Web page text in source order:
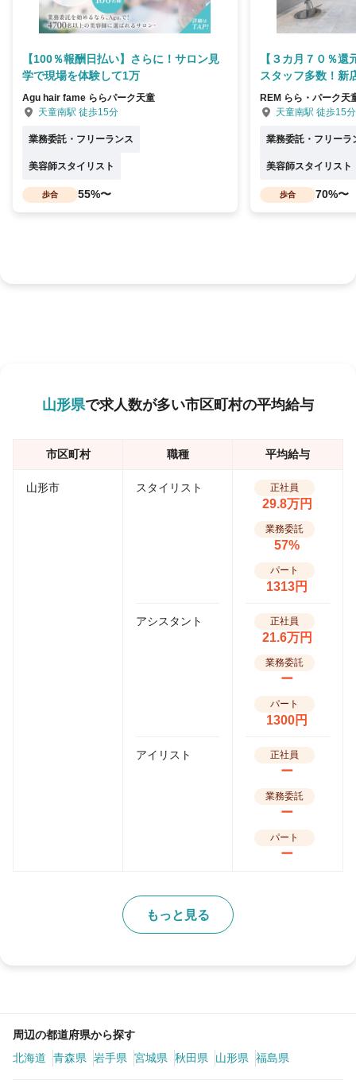
【100％報酬日払い】さらに！サロン見
学で現場を体験して1万
Agu hair fame ららパーク天童
天童南駅 徒歩15分
業務委託・フリーランス
美容師スタイリスト
歩合 55%〜
【３カ月７０％
スタッフ多数！新
REM らら・パーク天
天童南駅 徒歩15分
業務委託・フリーラ
美容師スタイリスト
歩合 70%〜
山形県で求人数が多い市区町村の平均給与
市区町村 職種 平均給与
山形市 スタイリスト 正社員
29.8万円
業務委託
57%
パート
1313円
アシスタント 正社員
21.6万円
業務委託
ー
パート
1300円
アイリスト 正社員
ー
業務委託
ー
パート
ー
もっと見る
周辺の都道府県から探す
北海道
青森県 岩手県 宮城県 秋田県 山形県 福島県